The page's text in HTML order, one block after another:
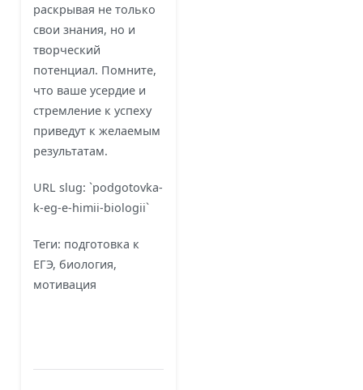
раскрывая не только
свои знания, но и
творческий
потенциал. Помните,
что ваше усердие и
стремление к успеху
приведут к желаемым
результатам.
URL slug: `podgotovka-
k-eg-e-himii-biologii`
Теги: подготовка к
ЕГЭ, биология,
мотивация